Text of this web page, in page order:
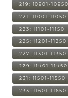
219: 10901-10950
221: 11001-11050
223: 11101-11150
225: 11201-11250
227: 11301-11350
229: 11401-11450
231: 11501-11550
233: 11601-11650